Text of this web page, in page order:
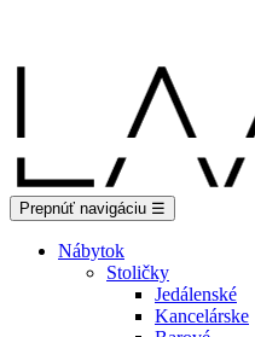
Prepnúť navigáciu ☰
Nábytok
Stoličky
Jedálenské
Kancelárske